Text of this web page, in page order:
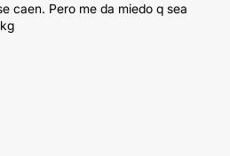
caen. Pero me da miedo q sea